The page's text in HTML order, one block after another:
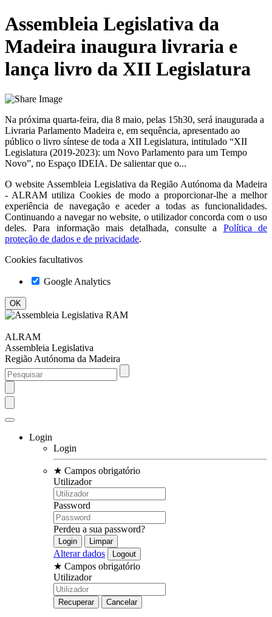
Assembleia Legislativa da
Madeira inaugura livraria e
lança livro da XII Legislatura
Na próxima quarta-feira, dia 8 maio, pelas 15h30, será inaugurada a
Livraria Parlamento Madeira e, em sequência, apresentado ao
público o livro síntese de toda a XII Legislatura, intitulado “XII
Legislatura (2019-2023): um Novo Parlamento para um Tempo
Novo”, no Espaço IDEIA. De salientar que o...
O website Assembleia Legislativa da Região Autónoma da Madeira
- ALRAM utiliza Cookies de modo a proporcionar-lhe a melhor
experiência de navegação e aceder a todas as funcionalidades.
Continuando a navegar no website, o utilizador concorda com o uso
deles. Para informação mais detalhada, consulte a
Política de
proteção de dados e de privacidade.
Cookies facultativos
Google Analytics
ALRAM
Assembleia Legislativa
Região Autónoma da Madeira
Login
Login
★ Campos obrigatório
Utilizador
Password
Perdeu a sua password?
Alterar dados
★ Campos obrigatório
Utilizador